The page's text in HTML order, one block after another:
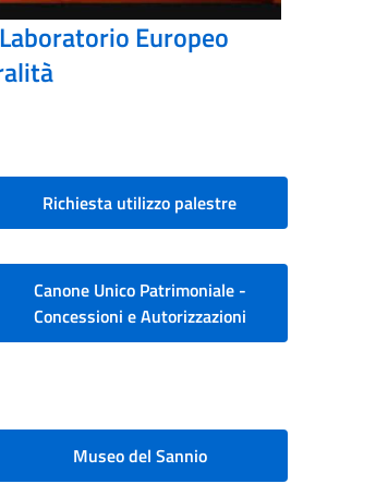
Europeo
Richiesta utilizzo palestre
Canone Unico Patrimoniale -
Concessioni e Autorizzazioni
Museo del Sannio